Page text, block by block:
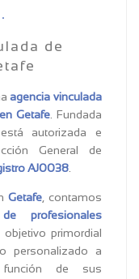
de
agencia vinculada
en Getafe. Fundada
autorizada e
General de
AJ0038.
Getafe, contamos
profesionales
objetivo primordial
personalizado a
de sus